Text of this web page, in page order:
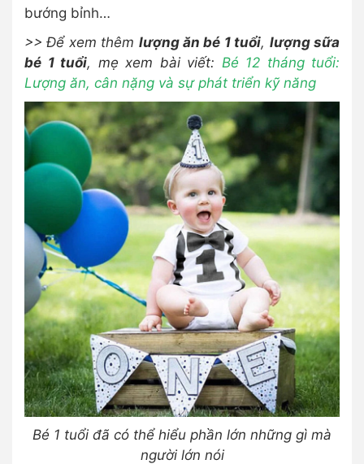
bướng bỉnh…
>> Để xem thêm lượng ăn bé 1 tuổi, lượng sữa
bé 1 tuổi, mẹ xem bài viết: Bé 12 tháng tuổi:
Lượng ăn, cân nặng và sự phát triển kỹ năng
Bé 1 tuổi đã có thể hiểu phần lớn những gì mà
người lớn nói